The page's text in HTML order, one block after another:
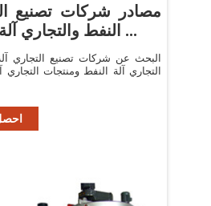
مصادر شركات تصنيع
النفط والتجاري آلة النفط في ...
البحث عن شركات تصنيع التجاري
التجاري آلة النفط ومنتجات